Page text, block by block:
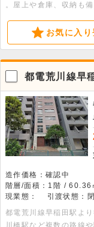
。屋上や倉庫、収納も
きましてはお問い合わ
お気に入り
都電荒川線早
造作価格：確認中
階層/面積：1階 /
現業態：
引渡状態：
都電荒川線早稲田駅よ
川橋駅など複数の路線